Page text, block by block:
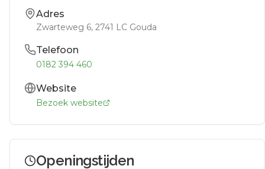
Adres
Zwarteweg 6, 2741 LC Gouda
Telefoon
0182 394 460
Website
Bezoek website
Openingstijden